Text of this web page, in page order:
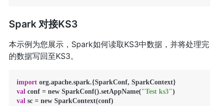
Spark 对接KS3
本示例为您展示，Spark如何读取KS3中数据，并将处理完
的数据写回至KS3。
import
val conf = new SparkConf().setAppName("Test ks3"
val